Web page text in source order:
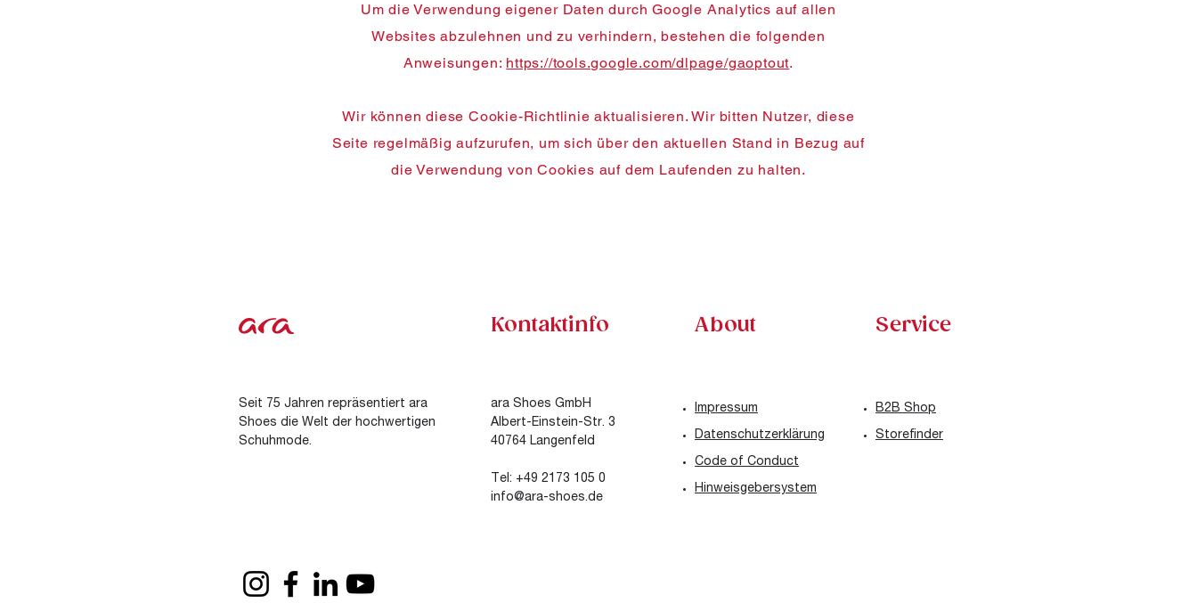
Um die Verwendung eigener Daten durch Google Analytics auf allen
Websites abzulehnen und zu verhindern, bestehen die folgenden
Anweisungen: https://tools.google.com/dlpage/gaoptout.
Wir können diese Cookie-Richtlinie aktualisieren. Wir bitten Nutzer, diese
Seite regelmäßig aufzurufen, um sich über den aktuellen Stand in Bezug auf
die Verwendung von Cookies auf dem Laufenden zu halten.
Kontaktinfo About Service
Seit 75 Jahren repräsentiert ara
Shoes die Welt der hochwertigen
Schuhmode.
ara Shoes GmbH
Albert-Einstein-Str. 3
40764 Langenfeld
Tel: +49 2173 105 0
info@ara-shoes.de
Impressum
Datenschutzerklärung
Code of Conduct
Hinweisgebersystem
B2B Shop
Storefinder